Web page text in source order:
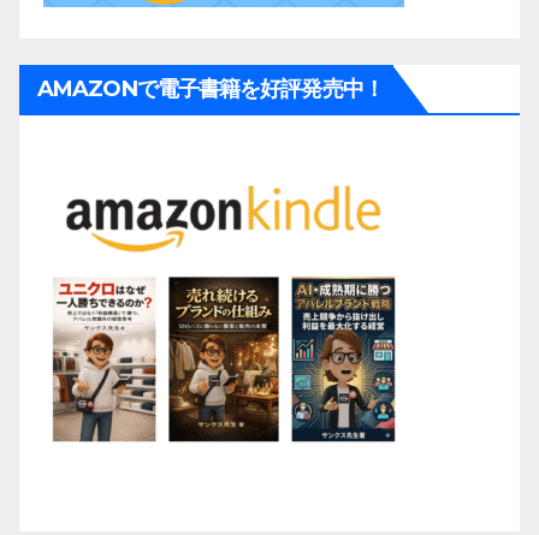
AMAZONで電子書籍を好評発売中！